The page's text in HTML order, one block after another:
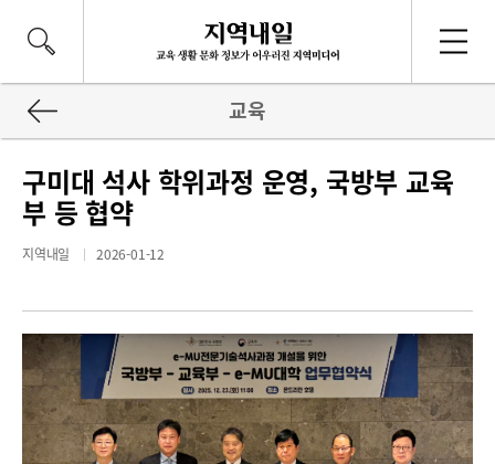
교육
구미대 석사 학위과정 운영, 국방부 교육
부 등 협약
지역내일 2026-01-12